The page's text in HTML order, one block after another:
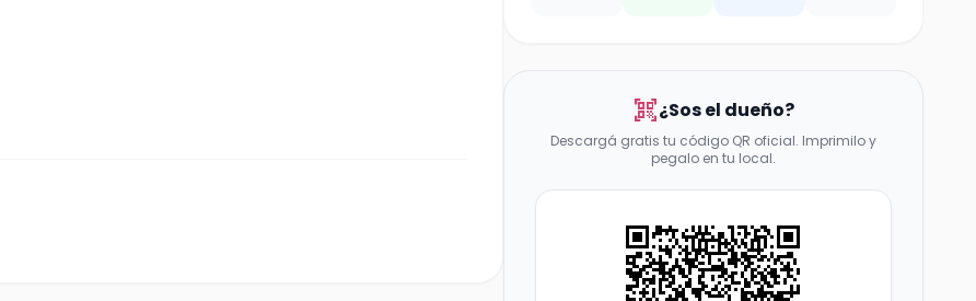
qr_code_scanner¿Sos el dueño?
Descargá gratis tu código QR oficial. Imprimilo y
pegalo en tu local.